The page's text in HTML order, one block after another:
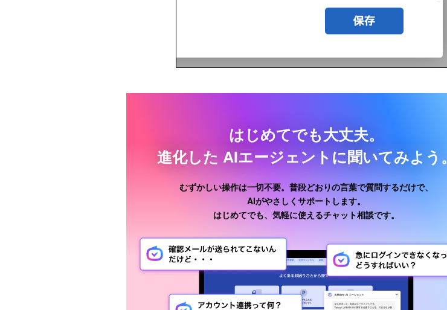
はじめてでも大丈夫。
進化した AIエージェントに聞いてみよう。
むずかしい操作は一切不要。普段どおりの言葉で質問するだけで、
AIがやさしくサポートします。
はじめてでも、気軽に使えるチャット相談です。